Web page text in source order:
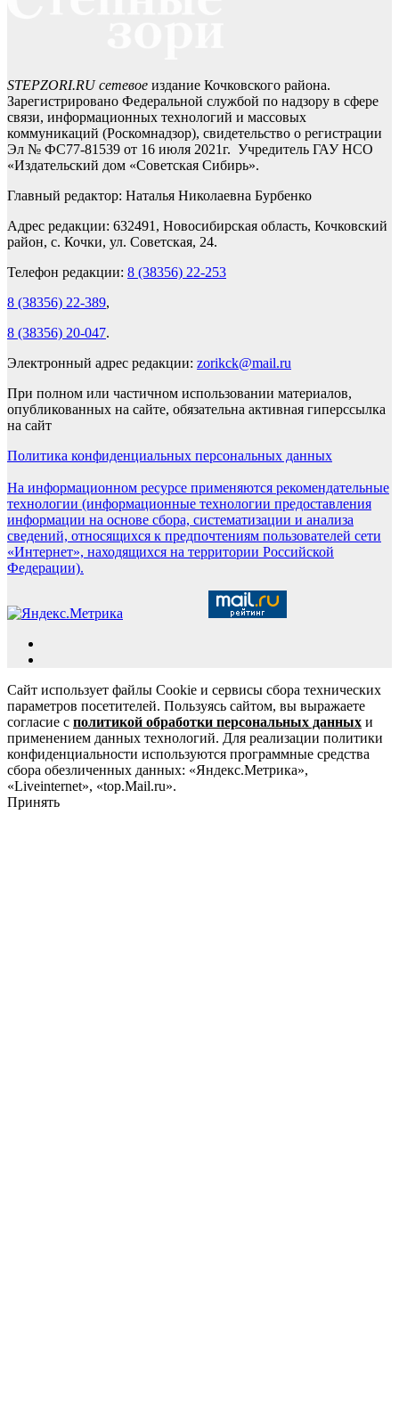
STEPZORI.RU сетевое издание Кочковского района.
Зарегистрировано Федеральной службой по надзору в сфере
связи, информационных технологий и массовых
коммуникаций (Роскомнадзор), свидетельство о регистрации
Эл № ФС77-81539 от 16 июля 2021г. Учредитель ГАУ НСО
«Издательский дом «Советская Сибирь».
Главный редактор: Наталья Николаевна Бурбенко
Адрес редакции: 632491, Новосибирская область, Кочковский
район, с. Кочки, ул. Советская, 24.
Телефон редакции: 8 (38356) 22-253
8 (38356) 22-389,
8 (38356) 20-047.
Электронный адрес редакции: zorikck@mail.ru
При полном или частичном использовании материалов,
опубликованных на сайте, обязательна активная гиперссылка
на сайт
Политика конфиденциальных персональных данных
На информационном ресурсе применяются рекомендательные
технологии (информационные технологии предоставления
информации на основе сбора, систематизации и анализа
сведений, относящихся к предпочтениям пользователей сети
«Интернет», находящихся на территории Российской
Федерации).
Сайт использует файлы Cookie и сервисы сбора технических
параметров посетителей. Пользуясь сайтом, вы выражаете
согласие с политикой обработки персональных данных и
применением данных технологий. Для реализации политики
конфиденциальности используются программные средства
сбора обезличенных данных: «Яндекс.Метрика»,
«Liveinternet», «top.Mail.ru».
Принять